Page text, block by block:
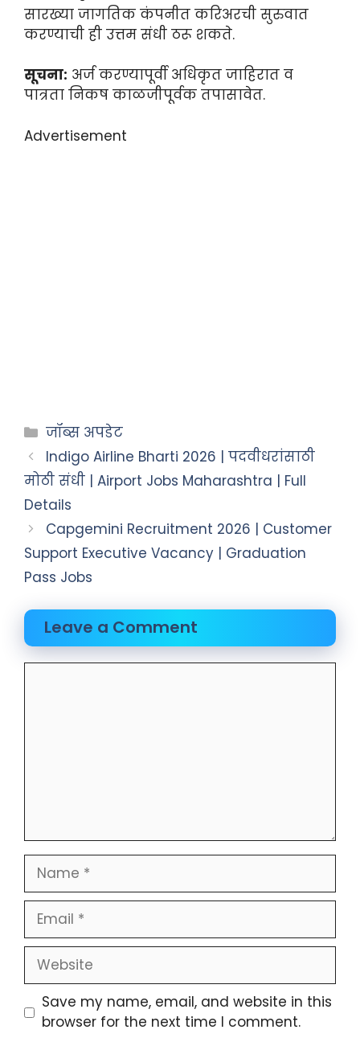
सारख्या जागतिक कंपनीत करिअरची सुरुवात
करण्याची ही उत्तम संधी ठरू शकते.
सूचना: अर्ज करण्यापूर्वी अधिकृत जाहिरात व
पात्रता निकष काळजीपूर्वक तपासावेत.
Advertisement
जॉब्स अपडेट
Indigo Airline Bharti 2026 | पदवीधरांसाठी
मोठी संधी | Airport Jobs Maharashtra | Full
Details
Capgemini Recruitment 2026 | Customer
Support Executive Vacancy | Graduation
Pass Jobs
Leave a Comment
Save my name, email, and website in this
browser for the next time I comment.